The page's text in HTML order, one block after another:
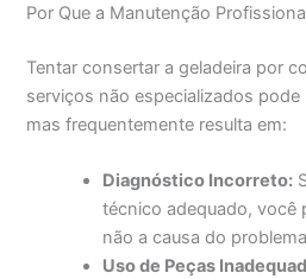
Por Que a Manutenção
Tentar consertar a geladeira por
serviços não especializados pode
mas frequentemente resulta em:
Diagnóstico Incorreto:
técnico adequado, você
não a causa do
Uso de Peças